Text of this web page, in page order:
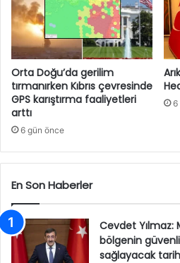
Orta Doğu’da gerilim
tırmanırken Kıbrıs çevresinde
GPS karıştırma faaliyetleri
arttı
6 gün önce
6
En Son Haberler
Cevdet Yılmaz:
bölgenin
sağlayacak